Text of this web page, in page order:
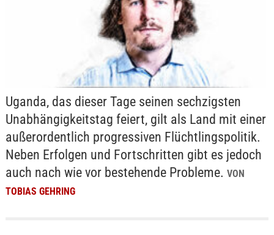
Uganda, das dieser Tage seinen sechzigsten
Unabhängigkeitstag feiert, gilt als Land mit einer
außerordentlich progressiven Flüchtlingspolitik.
Neben Erfolgen und Fortschritten gibt es jedoch
auch nach wie vor bestehende Probleme. VON
TOBIAS GEHRING